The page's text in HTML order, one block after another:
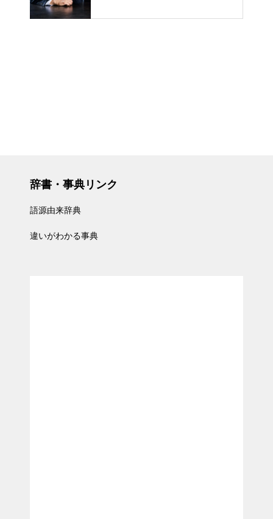
辞書・事典リンク
語源由来辞典
違いがわかる事典